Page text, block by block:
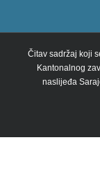
Čitav sadržaj koji
Kantonalnog
naslijeđa